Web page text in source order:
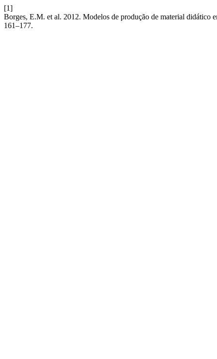
[1]
Borges, E.M. et al. 2012. Modelos de produção de material didático
161–177.